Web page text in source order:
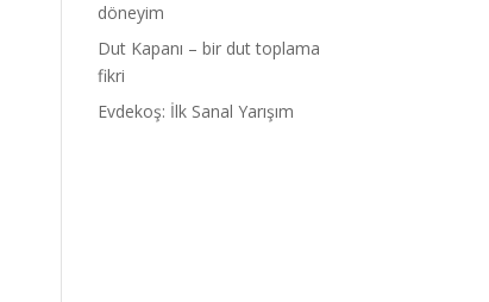
döneyim
Dut Kapanı – bir dut toplama
fikri
Evdekoş: İlk Sanal Yarışım